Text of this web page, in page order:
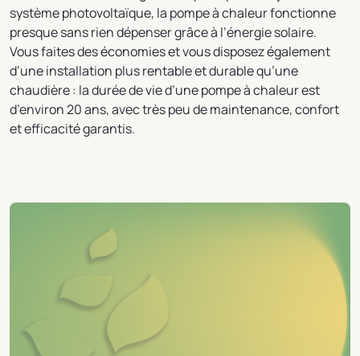
système photovoltaïque, la pompe à chaleur fonctionne
presque sans rien dépenser grâce à l’énergie solaire.
Vous faites des économies et vous disposez également
d’une installation plus rentable et durable qu’une
chaudière : la durée de vie d’une pompe à chaleur est
d’environ 20 ans, avec très peu de maintenance, confort
et efficacité garantis.